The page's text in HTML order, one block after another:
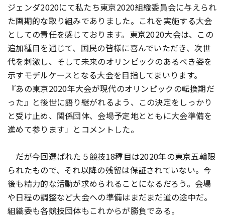
ジェンダ2020にて私たち東京2020組織委員会に与えられ
た画期的な取り組みでありました。これを実施する大会
としての責任を感じております。東京2020大会は、この
追加種目を通じて、国民の皆様に喜んでいただき、次世
代を刺激し、そして未来のオリンピックのあるべき姿を
示すモデルケースとなる大会を目指してまいります。
『あの東京2020年大会が現代のオリンピックの転換期だ
った』と後世に語り継がれるよう、この決定をしっかり
と受け止め、関係団体、会場予定地とともに大会準備を
進めて参ります」とコメントした。
だが今回選ばれた５競技18種目は2020年の東京五輪限
られたもので、それ以降の残留は保証されていない。今
後も精力的な活動が求められることになるだろう。会場
や日程の調整など大会への準備はまだまだ道の途中だ。
組織委も各競技団体もこれからが勝負である。